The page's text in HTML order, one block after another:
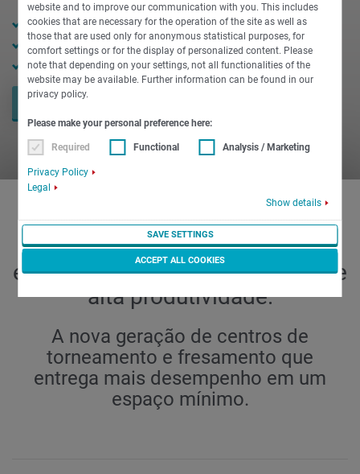
website and to improve our communication with you. This includes
cookies that are necessary for the operation of the site as well as
those that are used only for anonymous statistical purposes, for
comfort settings or for the display of personalized content. Please
note that depending on your settings, not all functionalities of the
website may be available. Further information can be found in our
privacy policy.
Please make your personal preference here:
Required Functional Analysis / Marketing
Privacy Policy
Legal
Show details
SAVE SETTINGS
ACCEPT ALL COOKIES
65 mm de passagem do fuso
165 mm de diâmetro do mandril
660 mm de comprimento de torneamento
A INDEX G200. O novo padrão
em torneamento e fresamento de
alta produtividade.
A nova geração de centros de
torneamento e fresamento que
entrega mais desempenho em um
espaço mínimo.